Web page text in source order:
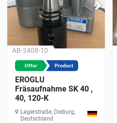
AB-2408-10
EROGLU
Fräsaufnahme SK 40 ,
40, 120-K
Lagerstraße, Dieburg,
Deutschland